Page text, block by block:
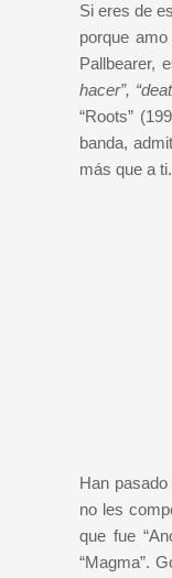
Si eres de
porque
Pallbearer,
hacer”,
“Roots”
banda,
más que a ti.
Han
no les
que fue
“Magma”.